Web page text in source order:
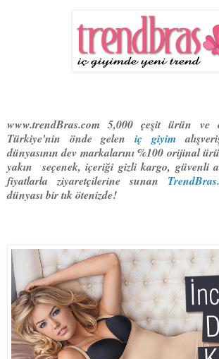
www.trendBras.com 5,000 çeşit ürün
Türkiye'nin önde gelen iç giyim
dünyasının dev markalarını %100 orijinal
yakın seçenek, içeriği gizli kargo, güvenli
fiyatlarla ziyaretçilerine sunan
dünyası bir tık ötenizde!